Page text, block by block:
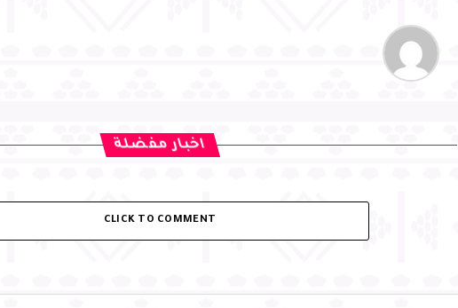
اخبار مفضلة
CLICK TO COMMENT